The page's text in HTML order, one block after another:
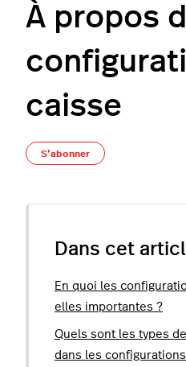
À propos
caisse
S’abonner
Dans cet
En quoi les
elles importantes ?
Quels sont les types
dans les